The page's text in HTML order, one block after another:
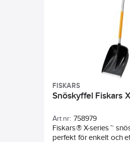
FISKARS
Snöskyffel Fiskars
Art nr: 758979
Fiskars® X-series ™
perfekt för enkelt och